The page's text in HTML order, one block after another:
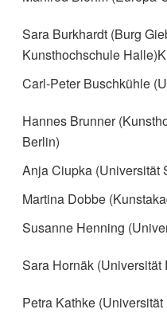
Sara Burkhardt (Burg
Kunsthochschule Halle)
Carl-Peter Buschkühle
Hannes Brunner
Berlin)
Anja Ciupka (Universität
Martina Dobbe
Susanne Henning
Sara Hornäk (Universität
Petra Kathke